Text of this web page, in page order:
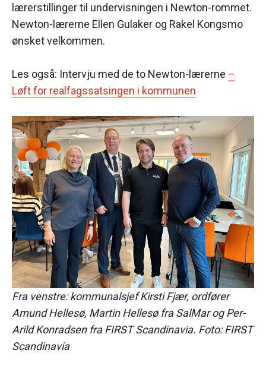
lærerstillinger til undervisningen i Newton-rommet.
Newton-lærerne Ellen Gulaker og Rakel Kongsmo
ønsket velkommen.
Les også: Intervju med de to Newton-lærerne –
Løft for realfagssatsingen i kommunen
Fra venstre: kommunalsjef Kirsti Fjær, ordfører
Amund Hellesø, Martin Hellesø fra SalMar og Per-
Arild Konradsen fra FIRST Scandinavia. Foto: FIRST
Scandinavia